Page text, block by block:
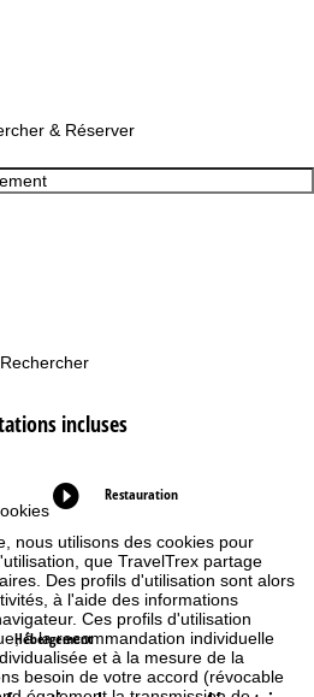
nous utilisons des cookies pour
que TravelTrex partage
Des profils d'utilisation sont alors
à l'aide des informations
Ces profils d'utilisation
à la recommandation individuelle
et à la mesure de la
besoin de votre accord (révocable
& Réserver
Rechercher
incluses
Restauration
Hébergement